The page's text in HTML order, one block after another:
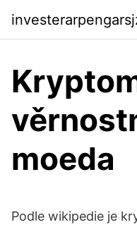
moeda
Podle wikipedie je